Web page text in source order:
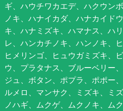
ギ、ハウチワカエデ、ハクウン
ノキ、ハナイカダ、ハナカイド
キ、ハナミズキ、ハマナス、ハ
レ、ハンカチノキ、ハンノキ、
ヒメリンゴ、ヒュウガミズキ、
ウ、プラタナス、ブルーベリー
ジュ、ボタン、ポプラ、ポポー
ルメロ、マンサク、ミズキ、ミ
ノハギ、ムクゲ、ムクノキ、ム